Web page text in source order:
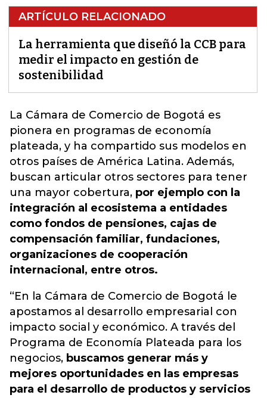
ARTÍCULO RELACIONADO
La herramienta que diseñó la CCB para
medir el impacto en gestión de
sostenibilidad
La Cámara de Comercio de Bogotá es
pionera en programas de economía
plateada, y ha compartido sus modelos en
otros países de América Latina. Además,
buscan articular otros sectores para tener
una mayor cobertura, por ejemplo con la
integración al ecosistema a entidades
como fondos de pensiones, cajas de
compensación familiar, fundaciones,
organizaciones de cooperación
internacional, entre otros.
“En la Cámara de Comercio de Bogotá le
apostamos al desarrollo empresarial con
impacto social y económico. A través del
Programa de Economía Plateada para los
negocios, buscamos generar más y
mejores oportunidades en las empresas
para el desarrollo de productos y servicios